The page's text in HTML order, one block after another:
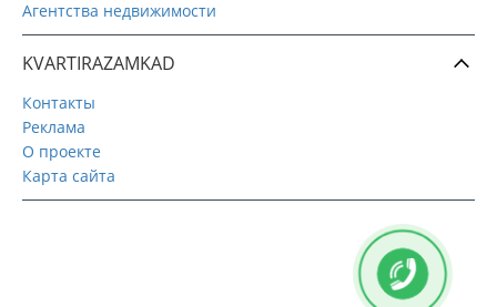
Агентства недвижимости
KVARTIRAZAMKAD
Контакты
Реклама
О проекте
Карта сайта